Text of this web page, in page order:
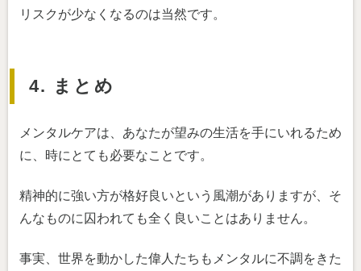
リスクが少なくなるのは当然です。
4. まとめ
メンタルケアは、あなたが望みの生活を手にいれるため
に、時にとても必要なことです。
精神的に強い方が格好良いという風潮がありますが、そ
んなものに囚われても全く良いことはありません。
事実、世界を動かした偉人たちもメンタルに不調をきた